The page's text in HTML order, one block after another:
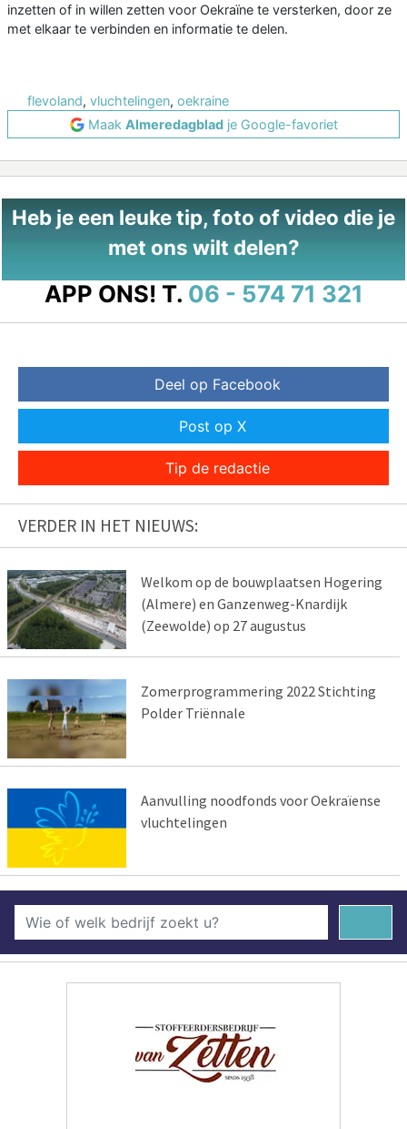
inzetten of in willen zetten voor Oekraïne te versterken, door ze
met elkaar te verbinden en informatie te delen.
flevoland, vluchtelingen, oekraine
Maak Almeredagbladje Google-favoriet
Heb je een leuke tip, foto of video die je
met ons wilt delen?
APP ONS! T. 06 - 574 71 321
Deel op Facebook
Post op X
Tip de redactie
VERDER IN HET NIEUWS:
Welkom op de bouwplaatsen Hogering
(Almere) en Ganzenweg-Knardijk
(Zeewolde) op 27 augustus
Zomerprogrammering 2022 Stichting
Polder Triënnale
Aanvulling noodfonds voor Oekraïense
vluchtelingen